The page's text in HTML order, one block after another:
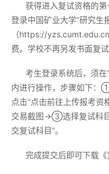
获得进入复试资格的
登录中国矿业大学“研究生
（https://
费。学校不再另发书面复试
考生登录系统后，须
内进行操作，步骤如下
点击“点击前往上传报考资
交易截图→③选择复试科
交复试科目”。
完成提交后即可下载《